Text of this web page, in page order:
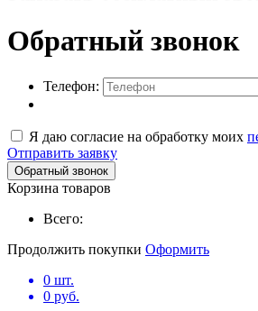
Обратный звонок
Телефон:
Я даю согласие на обработку моих
Отправить заявку
Обратный звонок
Корзина товаров
Всего:
Продолжить покупки Оформить
0 шт.
0 руб.